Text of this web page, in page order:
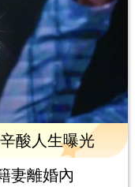
酸人生曝光
妻離婚內